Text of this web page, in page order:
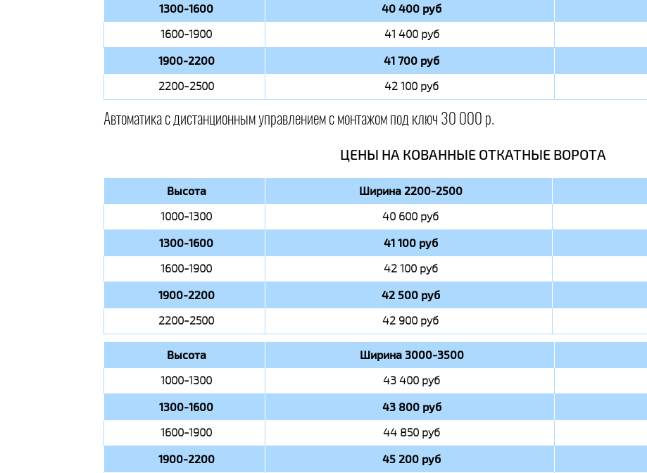
1300-1600 40 400 руб
1600-1900 41 400 руб
1900-2200 41 700 руб
2200-2500 42 100 руб
Автоматика с дистанционным управлением с монтажом под ключ 30 000 р.
ЦЕНЫ НА КОВАННЫЕ ОТКАТНЫЕ ВОРОТА
Высота Ширина 2200-2500
1000-1300 40 600 руб
1300-1600 41 100 руб
1600-1900 42 100 руб
1900-2200 42 500 руб
2200-2500 42 900 руб
Высота Ширина 3000-3500
1000-1300 43 400 руб
1300-1600 43 800 руб
1600-1900 44 850 руб
1900-2200 45 200 руб